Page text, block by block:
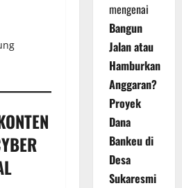
mengenai
Bangun
Jalan atau
Hamburkan
Anggaran?
Proyek
Dana
Bankeu di
Desa
Sukaresmi